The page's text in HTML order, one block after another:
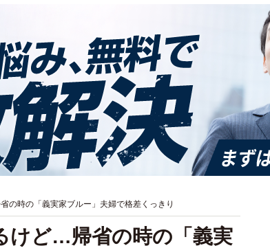
の時の「義実家ブルー」夫婦で格差くっきり
けど…帰省の時の「義実